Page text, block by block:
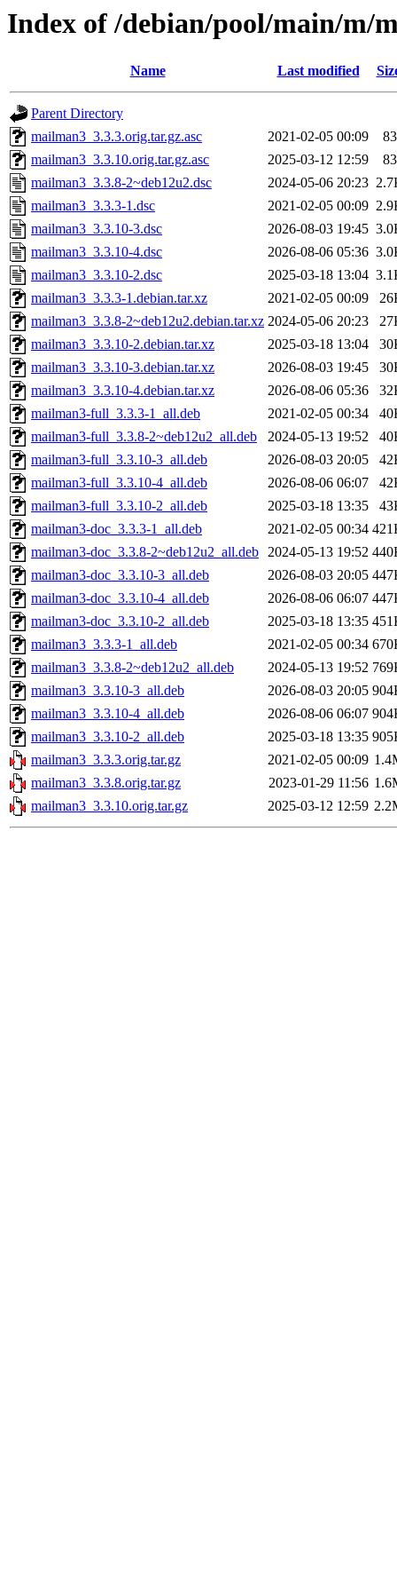
Index of /debian/pool/main/m/
Name Last modified
Parent Directory
mailman3_3.3.3.orig.tar.gz.asc
2021-02-05 00:09
mailman3_3.3.10.orig.tar.gz.asc
2025-03-12 12:59
mailman3_3.3.8-2~deb12u2.dsc
2024-05-06 20:23
mailman3_3.3.3-1.dsc
2021-02-05 00:09
mailman3_3.3.10-3.dsc
2026-08-03 19:45
mailman3_3.3.10-4.dsc
2026-08-06 05:36
mailman3_3.3.10-2.dsc
2025-03-18 13:04
mailman3_3.3.3-1.debian.tar.xz
2021-02-05 00:09
mailman3_3.3.8-2~deb12u2.debian.tar.xz 2024-05-06 20:23
mailman3_3.3.10-2.debian.tar.xz
2025-03-18 13:04
mailman3_3.3.10-3.debian.tar.xz
2026-08-03 19:45
mailman3_3.3.10-4.debian.tar.xz
2026-08-06 05:36
mailman3-full_3.3.3-1_all.deb
2021-02-05 00:34
mailman3-full_3.3.8-2~deb12u2_all.deb
2024-05-13 19:52
mailman3-full_3.3.10-3_all.deb
2026-08-03 20:05
mailman3-full_3.3.10-4_all.deb
2026-08-06 06:07
mailman3-full_3.3.10-2_all.deb
2025-03-18 13:35
mailman3-doc_3.3.3-1_all.deb
2021-02-05 00:34
mailman3-doc_3.3.8-2~deb12u2_all.deb 2024-05-13 19:52
mailman3-doc_3.3.10-3_all.deb
2026-08-03 20:05
mailman3-doc_3.3.10-4_all.deb
2026-08-06 06:07
mailman3-doc_3.3.10-2_all.deb
2025-03-18 13:35
mailman3_3.3.3-1_all.deb
2021-02-05 00:34
mailman3_3.3.8-2~deb12u2_all.deb
2024-05-13 19:52
mailman3_3.3.10-3_all.deb
2026-08-03 20:05
mailman3_3.3.10-4_all.deb
2026-08-06 06:07
mailman3_3.3.10-2_all.deb
2025-03-18 13:35
mailman3_3.3.3.orig.tar.gz
2021-02-05 00:09
mailman3_3.3.8.orig.tar.gz
2023-01-29 11:56
mailman3_3.3.10.orig.tar.gz
2025-03-12 12:59